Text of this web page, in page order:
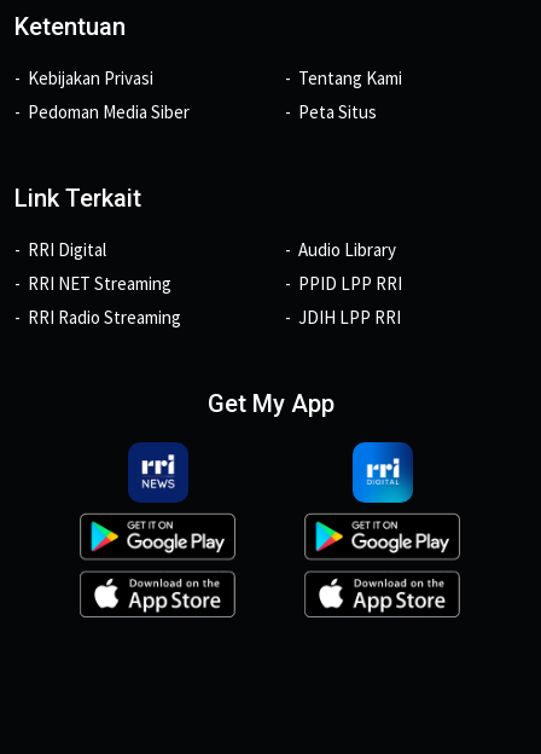
Ketentuan
Kebijakan Privasi
Pedoman Media Siber
Tentang Kami
Peta Situs
Link Terkait
RRI Digital
RRI NET Streaming
RRI Radio Streaming
Audio Library
PPID LPP RRI
JDIH LPP RRI
Get My App